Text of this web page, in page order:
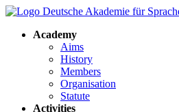
Academy
Aims
History
Members
Organisation
Statute
Activities